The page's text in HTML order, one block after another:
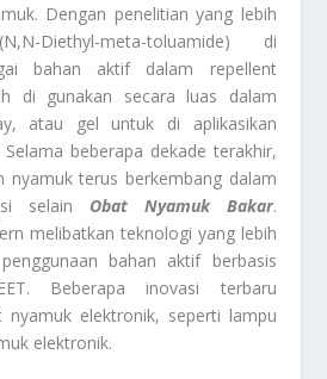
Dengan penelitian yang lebih
Diethyl-meta-toluamide) di
bahan aktif dalam repellent
di gunakan secara luas dalam
atau gel untuk di aplikasikan
beberapa dekade terakhir,
nyamuk terus berkembang dalam
selain Obat Nyamuk Bakar.
melibatkan teknologi yang lebih
bahan aktif berbasis
Beberapa inovasi terbaru
nyamuk elektronik, seperti lampu
elektronik.